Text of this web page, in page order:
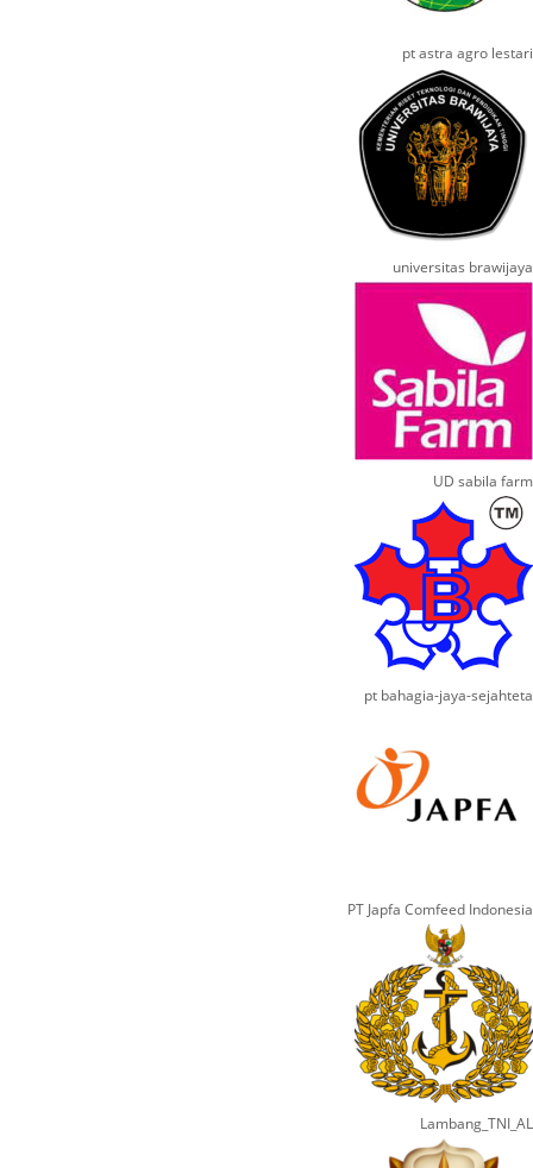
pt astra agro lestari
universitas brawijaya
UD sabila farm
pt bahagia-jaya-sejahteta
PT Japfa Comfeed Indonesia
Lambang_TNI_AL